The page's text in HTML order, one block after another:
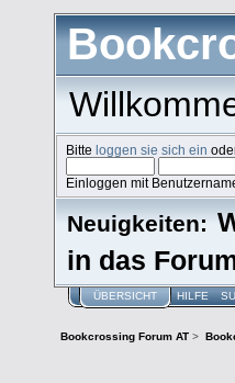
Bitteloggen sie sich ein
Einloggen mit
Neuigkeiten:
in das
ÜBERSICHT HILFE
Bookcrossing Forum AT >